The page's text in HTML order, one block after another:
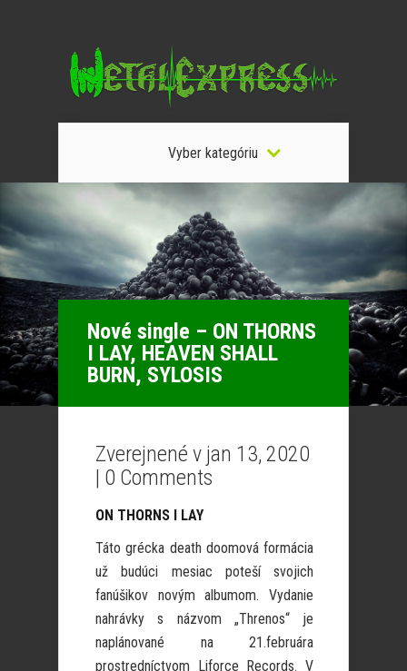
Vyber kategóriu
Nové single – ON THORNS
I LAY, HEAVEN SHALL
BURN, SYLOSIS
Zverejnené v jan 13, 2020
| 0 Comments
ON THORNS I LAY
Táto grécka death doomová formácia
už budúci mesiac poteší svojich
fanúšikov novým albumom. Vydanie
nahrávky s názvom „Threnos“ je
naplánované na 21.februára
prostredníctvom Liforce Records. V